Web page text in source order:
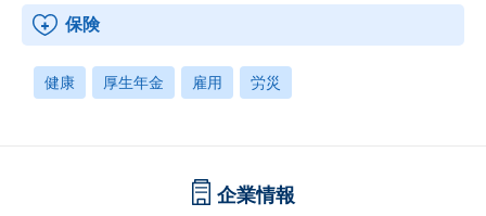
保険
健康 厚生年金 雇用 労災
企業情報